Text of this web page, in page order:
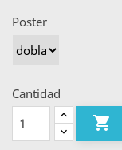
Poster
Cantidad
